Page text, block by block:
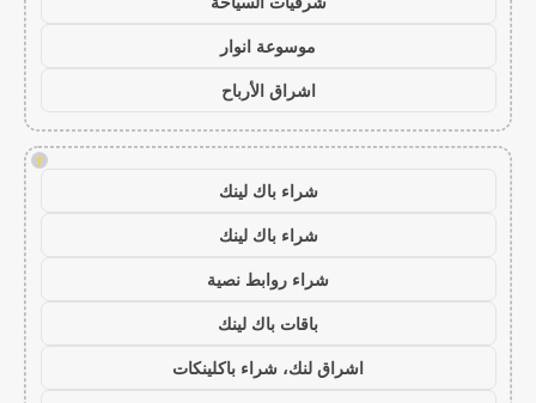
موسوعة انوار
اشراق الأرباح
!
شراء باك لينك
شراء باك لينك
شراء روابط نصية
باقات باك لينك
اشراق لنك، شراء باكلينكات